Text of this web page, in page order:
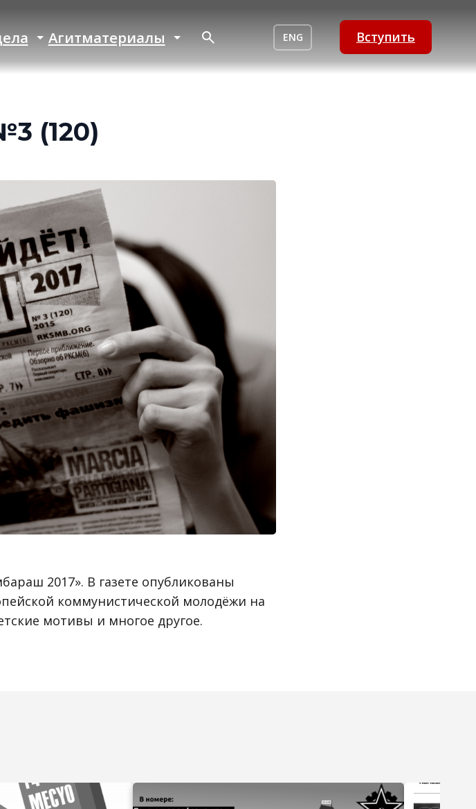
Агитматериалы ENG Вступить
(120)
2017». В газете опубликованы
коммунистической молодёжи на
мотивы и многое другое.